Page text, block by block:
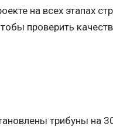
на всех этапах
проверить
трибуны на